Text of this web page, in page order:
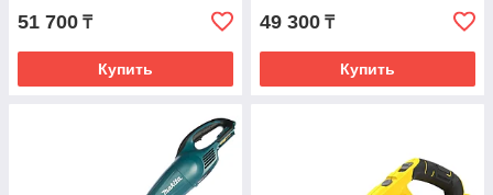
51 700 ₸
Купить
49 300 ₸
Купить